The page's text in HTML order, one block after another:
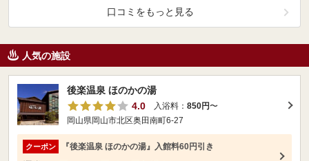
口コミをもっと見る
人気の施設
後楽温泉 ほのかの湯
4.0
入浴料： 850円〜
岡山県岡山市北区奥田南町6-27
クーポン 『後楽温泉 ほのかの湯』入館料60円引き